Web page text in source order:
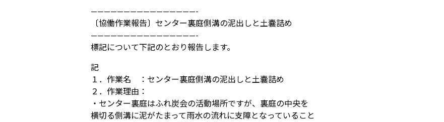
————————————————-
〔協働作業報告〕センター裏庭側溝の泥出しと土嚢詰め
————————————————-
標記について下記のとおり報告します。
記
１．作業名 ：センター裏庭側溝の泥出しと土嚢詰め
２．作業理由：
・センター裏庭はふれ炭会の活動場所ですが、裏庭の中央を
横切る側溝に泥がたまって雨水の流れに支障となっていること